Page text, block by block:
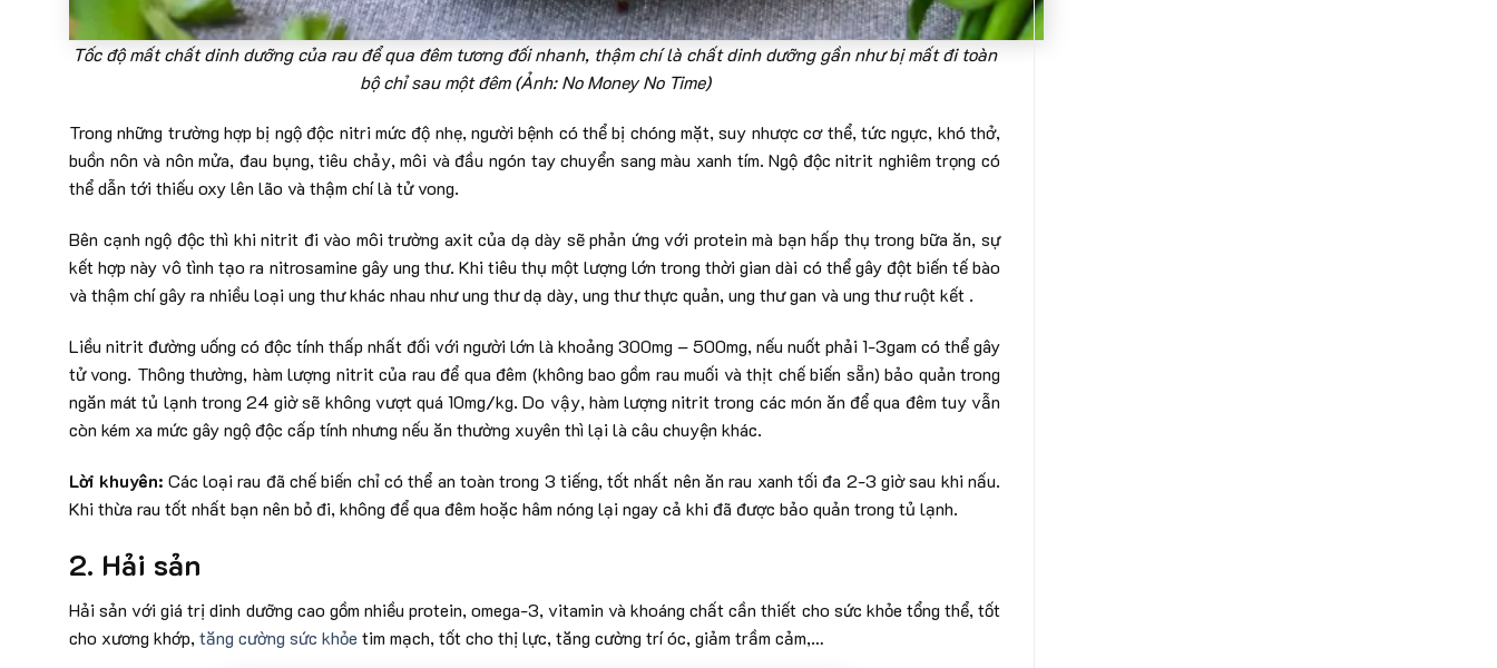
Tốc độ mất chất dinh dưỡng của rau để qua đêm tương đối nhanh, thậm chí là chất dinh dưỡng gần như bị mất đi toàn
bộ chỉ sau một đêm (Ảnh: No Money No Time)
Trong những trường hợp bị ngộ độc nitri mức độ nhẹ, người bệnh có thể bị chóng mặt, suy nhược cơ thể, tức ngực, khó thở,
buồn nôn và nôn mửa, đau bụng, tiêu chảy, môi và đầu ngón tay chuyển sang màu xanh tím. Ngộ độc nitrit nghiêm trọng có
thể dẫn tới thiếu oxy lên lão và thậm chí là tử vong.
Bên cạnh ngộ độc thì khi nitrit đi vào môi trường axit của dạ dày sẽ phản ứng với protein mà bạn hấp thụ trong bữa ăn, sự
kết hợp này vô tình tạo ra nitrosamine gây ung thư. Khi tiêu thụ một lượng lớn trong thời gian dài có thể gây đột biến tế bào
và thậm chí gây ra nhiều loại ung thư khác nhau như ung thư dạ dày, ung thư thực quản, ung thư gan và ung thư ruột kết .
Liều nitrit đường uống có độc tính thấp nhất đối với người lớn là khoảng 300mg – 500mg, nếu nuốt phải 1-3gam có thể gây
tử vong. Thông thường, hàm lượng nitrit của rau để qua đêm (không bao gồm rau muối và thịt chế biến sẵn) bảo quản trong
ngăn mát tủ lạnh trong 24 giờ sẽ không vượt quá 10mg/kg. Do vậy, hàm lượng nitrit trong các món ăn để qua đêm tuy vẫn
còn kém xa mức gây ngộ độc cấp tính nhưng nếu ăn thường xuyên thì lại là câu chuyện khác.
Lời khuyên: Các loại rau đã chế biến chỉ có thể an toàn trong 3 tiếng, tốt nhất nên ăn rau xanh tối đa 2-3 giờ sau khi nấu.
Khi thừa rau tốt nhất bạn nên bỏ đi, không để qua đêm hoặc hâm nóng lại ngay cả khi đã được bảo quản trong tủ lạnh.
2. Hải sản
Hải sản với giá trị dinh dưỡng cao gồm nhiều protein, omega-3, vitamin và khoáng chất cần thiết cho sức khỏe tổng thể, tốt
cho xương khớp,tăng cường sức khỏe tim mạch, tốt cho thị lực, tăng cường trí óc, giảm trầm cảm,…